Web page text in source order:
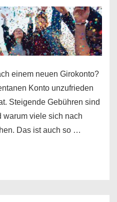
einem neuen Girokonto?
Konto unzufrieden
Steigende Gebühren sind
warum viele sich nach
Das ist auch so …